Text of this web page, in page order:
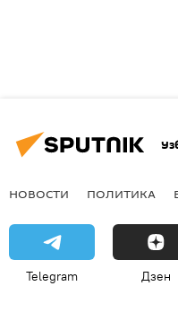
НОВОСТИ ПОЛИТИКА
Telegram Дзен